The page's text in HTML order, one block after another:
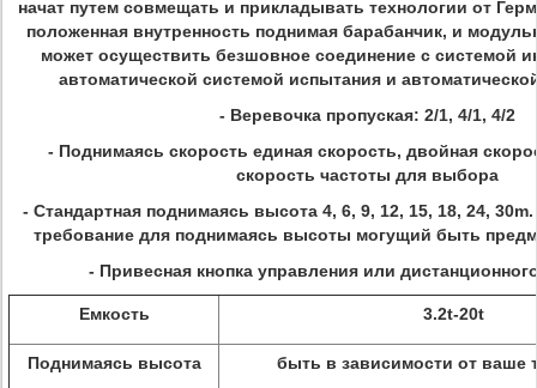
начат путем совмещать и прикладывать технологии от
положенная внутренность поднимая барабанчик, и
может осуществить безшовное соединение с системой
автоматической системой испытания и
- Веревочка пропуская: 2/1, 4/1, 4/2
- Поднимаясь скорость единая скорость, двойная
скорость частоты для выбора
- Стандартная поднимаясь высота 4, 6, 9, 12, 15, 18, 24,
требование для поднимаясь высоты могущий быть
- Привесная кнопка управления или
Емкость 3.2t-20t
Поднимаясь высота быть в зависимости от ваше